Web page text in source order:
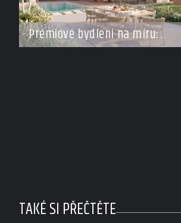
Prémiové bydlení na míru:
Investoři se vracejí do Česka,
TAKÉ SI PŘEČTĚTE